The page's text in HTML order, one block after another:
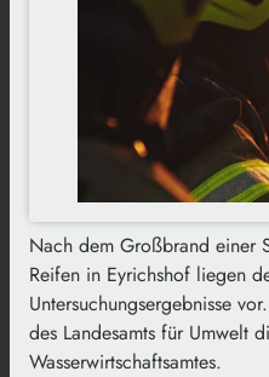
Nach dem Großbrand einer
Reifen in Eyrichshof liegen
Untersuchungsergebnisse
des Landesamts für Umwelt
Wasserwirtschaftsamtes.